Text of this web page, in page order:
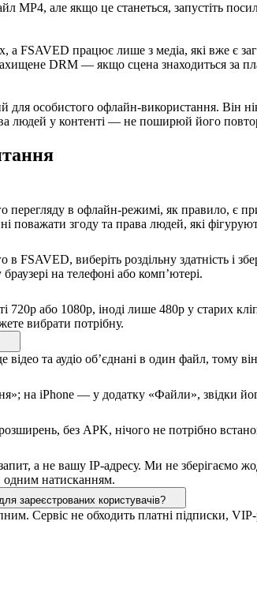
MP4, але якщо це станеться, запустіть
FSAVED працює лише з медіа, які вже є
DRM — якщо сцена знаходиться за
для особистого офлайн-використання.
людей у контенті — не поширюй його
перегляду в офлайн-режимі, як правило, є
згоду та права людей, які
FSAVED, виберіть роздільну здатність і
на телефоні або комп’ютері.
720p або 1080p, іноді лише 480p у старих
вибрати потрібну.
та аудіо об’єднані в один файл, тому
на iPhone — у додатку «Файли», звідки
без APK, нічого не потрібно
а не вашу IP-адресу. Ми не зберігаємо
одним натисканням.
зареєстрованих користувачів?
Сервіс не обходить платні підписки,